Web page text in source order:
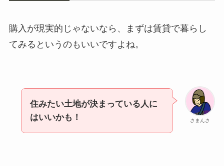
購入が現実的じゃないなら、まずは賃貸で暮らし
てみるというのもいいですよね。
さまんさ
住みたい土地が決まっている人に
はいいかも！